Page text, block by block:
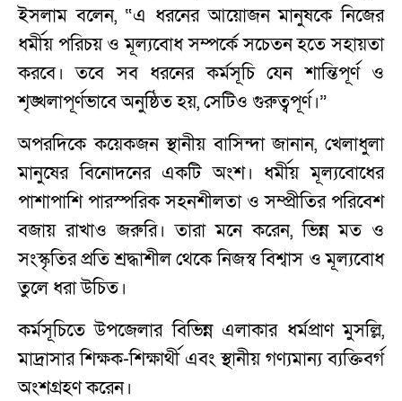
ইসলাম বলেন, “এ ধরনের আয়োজন মানুষকে নিজের
ধর্মীয় পরিচয় ও মূল্যবোধ সম্পর্কে সচেতন হতে সহায়তা
করবে। তবে সব ধরনের কর্মসূচি যেন শান্তিপূর্ণ ও
শৃঙ্খলাপূর্ণভাবে অনুষ্ঠিত হয়, সেটিও গুরুত্বপূর্ণ।”
অপরদিকে কয়েকজন স্থানীয় বাসিন্দা জানান, খেলাধুলা
মানুষের বিনোদনের একটি অংশ। ধর্মীয় মূল্যবোধের
পাশাপাশি পারস্পরিক সহনশীলতা ও সম্প্রীতির পরিবেশ
বজায় রাখাও জরুরি। তারা মনে করেন, ভিন্ন মত ও
সংস্কৃতির প্রতি শ্রদ্ধাশীল থেকে নিজস্ব বিশ্বাস ও মূল্যবোধ
তুলে ধরা উচিত।
কর্মসূচিতে উপজেলার বিভিন্ন এলাকার ধর্মপ্রাণ মুসল্লি,
মাদ্রাসার শিক্ষক-শিক্ষার্থী এবং স্থানীয় গণ্যমান্য ব্যক্তিবর্গ
অংশগ্রহণ করেন।